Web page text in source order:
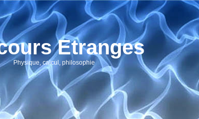
Etranges
Physique, calcul, philosophie